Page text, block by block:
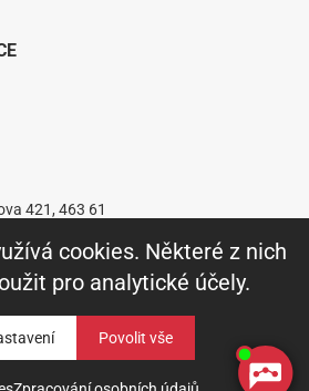
cookies. Některé z nich
pro analytické účely.
421, 463 61